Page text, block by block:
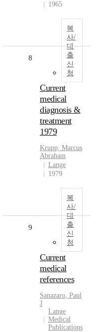
1965
복
사/
대
출
신
청
8
Current
medical
diagnosis &
treatment
1979
Krupp, Marcus
Abraham
Lange
1979
복
사/
대
출
신
청
9
Current
medical
references
Sanazaro, Paul
J
Lange
Medical
Publications